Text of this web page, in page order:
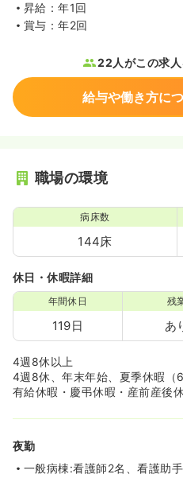
昇給：年1回
賞与：年2回
22人がこの求
給与や働き方に
職場の環境
病床数
144床
休日・休暇詳細
年間休日
119日
残
あ
4週8休以上
4週8休、年末年始、夏季休暇（
有給休暇・慶弔休暇・産前産後
夜勤
一般病棟:看護師2名、看護助